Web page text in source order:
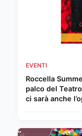
EVENTI
Roccella
palco del
ci sarà anche